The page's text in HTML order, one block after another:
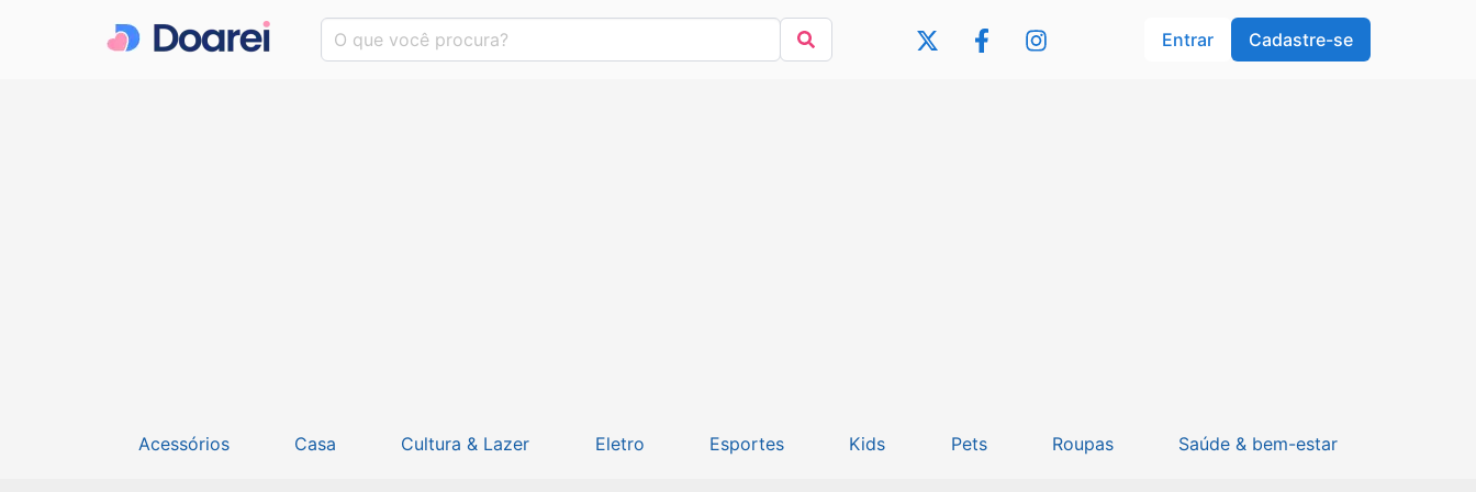
Entrar Cadastre-se
Acessórios Casa Cultura & Lazer Eletro Esportes Kids Pets Roupas Saúde & bem-estar